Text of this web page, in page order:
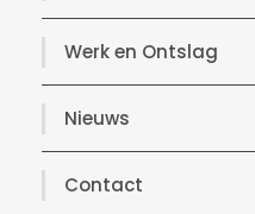
Werk en Ontslag
Nieuws
Contact